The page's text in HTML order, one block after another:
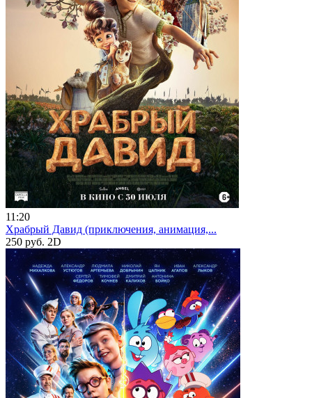
11:20
Храбрый Давид (приключения, анимация,...
250 руб. 2D